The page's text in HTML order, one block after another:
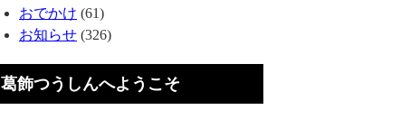
おでかけ (61)
お知らせ (326)
葛飾つうしんへようこそ